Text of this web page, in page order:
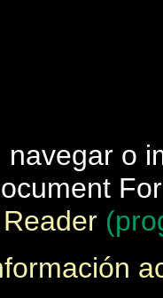
navegar o